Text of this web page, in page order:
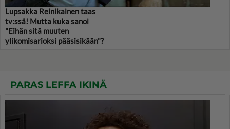
Lupsakka Reinikainen taas
tv:ssä! Mutta kuka sanoi
"Eihän sitä muuten
ylikomisarioksi pääsisikään"?
PARAS LEFFA IKINÄ